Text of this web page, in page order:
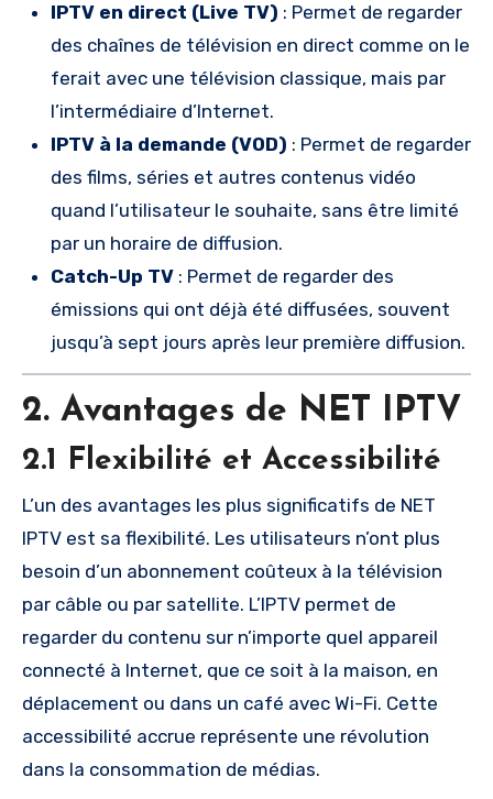
IPTV en direct (Live TV) : Permet de regarder
des chaînes de télévision en direct comme on le
ferait avec une télévision classique, mais par
l’intermédiaire d’Internet.
IPTV à la demande (VOD) : Permet de regarder
des films, séries et autres contenus vidéo
quand l’utilisateur le souhaite, sans être limité
par un horaire de diffusion.
Catch-Up TV: Permet de regarder des
émissions qui ont déjà été diffusées, souvent
jusqu’à sept jours après leur première diffusion.
2. Avantages de NET IPTV
2.1 Flexibilité et Accessibilité
L’un des avantages les plus significatifs de NET
IPTV est sa flexibilité. Les utilisateurs n’ont plus
besoin d’un abonnement coûteux à la télévision
par câble ou par satellite. L’IPTV permet de
regarder du contenu sur n’importe quel appareil
connecté à Internet, que ce soit à la maison, en
déplacement ou dans un café avec Wi-Fi. Cette
accessibilité accrue représente une révolution
dans la consommation de médias.